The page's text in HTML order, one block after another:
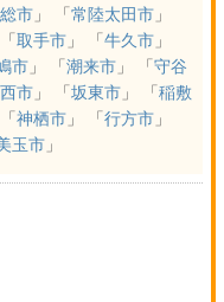
市」 「 常陸太田市」
取手市」 「 牛久市」
市」 「 潮来市」 「 守谷
市」 「 坂東市」 「 稲敷
神栖市」 「 行方市」
玉市」